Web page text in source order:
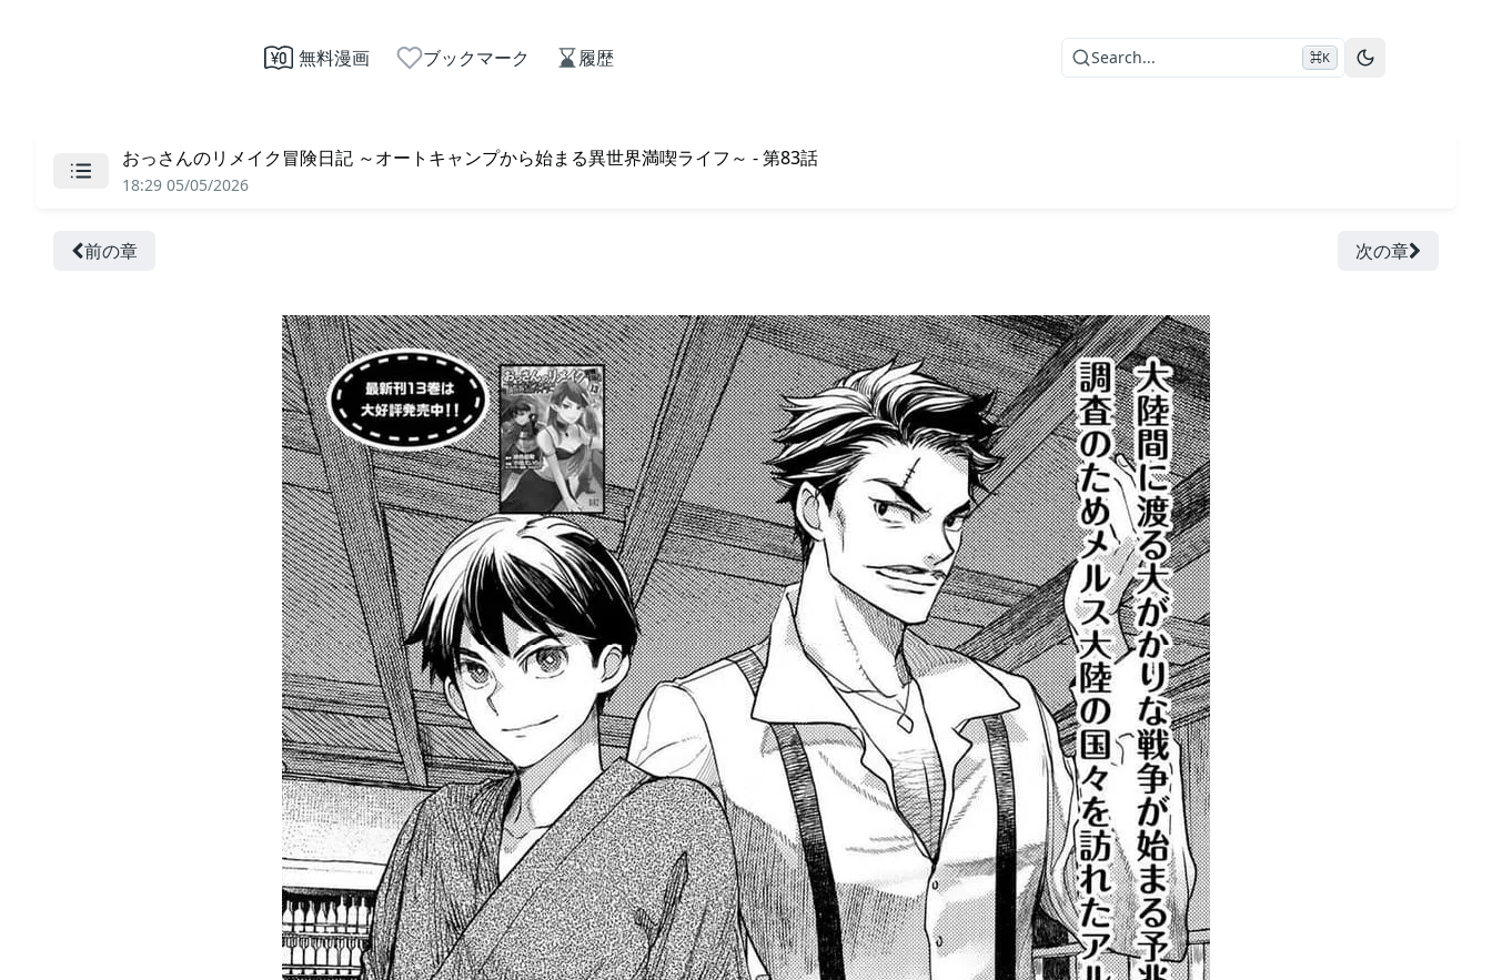
無料漫画 ブックマーク 履歴 Search... ⌘K
おっさんのリメイク冒険日記 ～オートキャンプから始まる異世界満喫ライフ～ - 第83話
18:29 05/05/2026
前の章 次の章